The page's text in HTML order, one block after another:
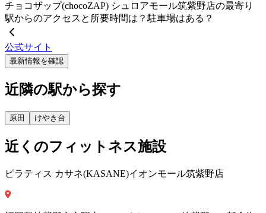
チョコザップ(chocoZAP) シュロアモール筑紫野店の最寄り
駅からのアクセスと所要時間は？駐車場はある？
公式サイト
最新情報を確認
近隣の駅から探す
原田 けやき台
近くのフィットネス施設
ピラティス カサネ(KASANE)イオンモール筑紫野店